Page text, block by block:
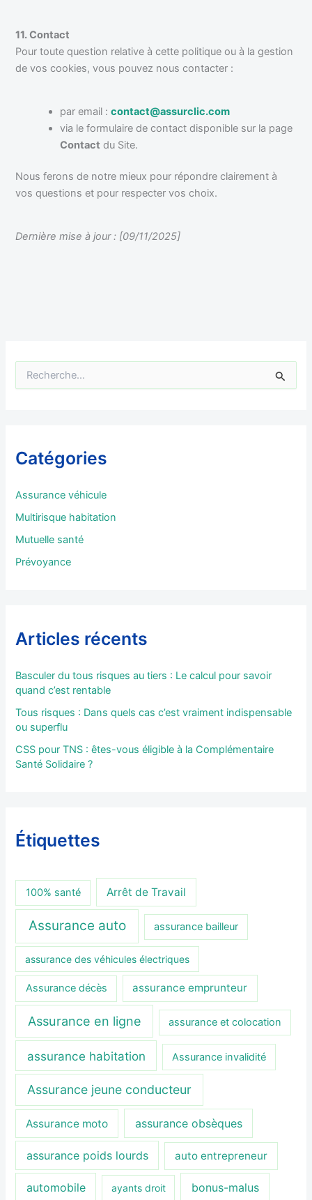
11. Contact
Pour toute question relative à cette politique ou à la gestion
de vos cookies, vous pouvez nous contacter :
par email :contact@assurclic.com
via le formulaire de contact disponible sur la page
Contact du Site.
Nous ferons de notre mieux pour répondre clairement à
vos questions et pour respecter vos choix.
Dernière mise à jour : [09/11/2025]
e
c
r
Catégories
Assurance véhicule
Multirisque habitation
Mutuelle santé
Prévoyance
Articles récents
Basculer du tous risques au tiers : Le calcul pour savoir
quand c’est rentable
Tous risques : Dans quels cas c’est vraiment indispensable
ou superflu
CSS pour TNS : êtes-vous éligible à la Complémentaire
Santé Solidaire ?
Étiquettes
100% santé Arrêt de Travail
Assurance auto assurance bailleur
assurance des véhicules électriques
Assurance décès assurance emprunteur
Assurance en ligne assurance et colocation
assurance habitation Assurance invalidité
Assurance jeune conducteur
Assurance moto assurance obsèques
assurance poids lourds auto entrepreneur
automobile ayants droit bonus-malus